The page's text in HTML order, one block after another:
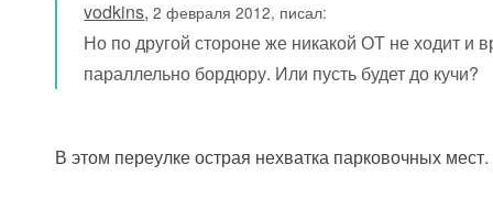
vodkins,2 февраля 2012, писал:
Но по другой стороне же никакой ОТ не ходит и
параллельно бордюру. Или пусть будет до кучи?
В этом переулке острая нехватка парковочных мест.